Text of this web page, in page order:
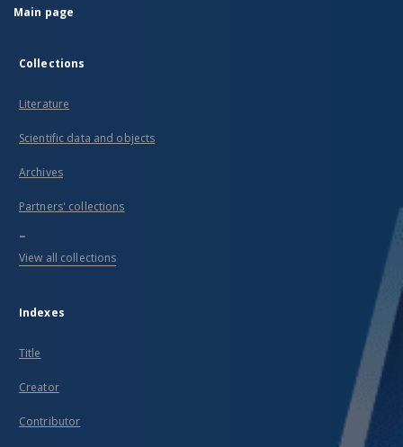
Main page
Collections
Literature
Scientific data and objects
Archives
Partners' collections
...
View all collections
Indexes
Title
Creator
Contributor